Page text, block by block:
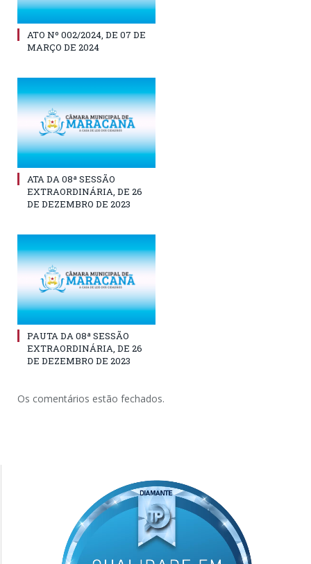
ATO Nº 002/2024, DE 07 DE
MARÇO DE 2024
ATA DA 08ª SESSÃO
EXTRAORDINÁRIA, DE 26
DE DEZEMBRO DE 2023
PAUTA DA 08ª SESSÃO
EXTRAORDINÁRIA, DE 26
DE DEZEMBRO DE 2023
Os comentários estão fechados.